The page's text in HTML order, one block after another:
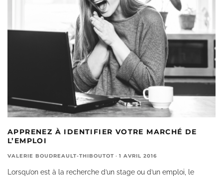
APPRENEZ À IDENTIFIER VOTRE MARCHÉ DE
L’EMPLOI
VALERIE BOUDREAULT-THIBOUTOT · 1 AVRIL 2016
Lorsqu’on est à la recherche d’un stage ou d’un emploi, le